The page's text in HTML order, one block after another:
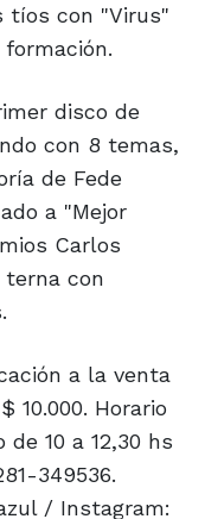
tíos con "Virus"
disco de
con 8 temas,
de Fede
a "Mejor
Carlos
terna con
a la venta
10.000. Horario
10 a 12,30 hs
349536.
/ Instagram: